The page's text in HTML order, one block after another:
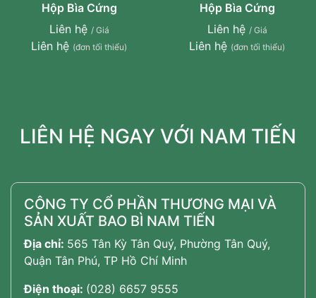
Hộp Bìa Cứng
Liên hệ / Giá
Liên hệ (đơn tối thiểu)
Hộp Bìa Cứng
Liên hệ / Giá
Liên hệ (đơn tối thiểu)
LIÊN HỆ NGAY VỚI NAM TIẾN
CÔNG TY CỔ PHẦN THƯƠNG MẠI VÀ
SẢN XUẤT BAO BÌ NAM TIẾN
Địa chỉ: 565 Tân Kỳ Tân Quý, Phường Tân Quý,
Quận Tân Phú, TP Hồ Chí Minh
Điện thoại: (028) 6657 9555